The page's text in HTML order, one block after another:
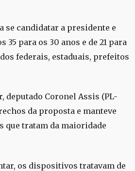
se candidatar a presidente e
35 para os 30 anos e de 21 para
federais, estaduais, prefeitos
deputado Coronel Assis (PL-
da proposta e manteve
que tratam da maioridade
os dispositivos tratavam de